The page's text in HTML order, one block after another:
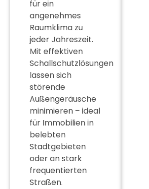
für ein
angenehmes
Raumklima zu
jeder Jahreszeit.
Mit effektiven
Schallschutzlösungen
lassen sich
störende
Außengeräusche
minimieren – ideal
für Immobilien in
belebten
Stadtgebieten
oder an stark
frequentierten
Straßen.